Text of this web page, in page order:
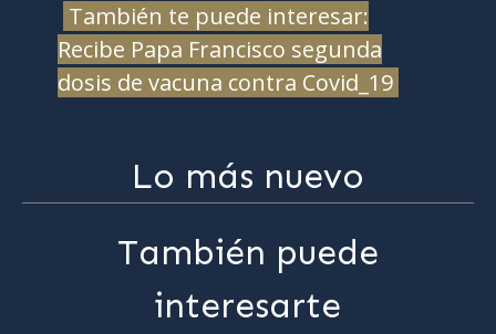
También te puede interesar:
Recibe Papa Francisco segunda
dosis de vacuna contra Covid_19
Lo más nuevo
También puede
interesarte